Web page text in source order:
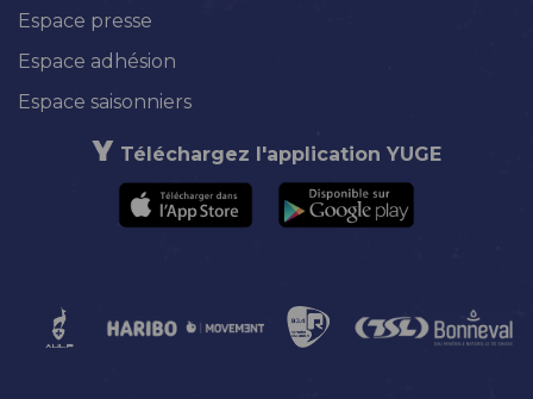
Espace presse
Espace adhésion
Espace saisonniers
Téléchargez l'application YUGE